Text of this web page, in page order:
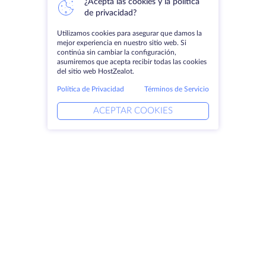
¿Acepta las cookies y la política
de privacidad?
Utilizamos cookies para asegurar que damos la
mejor experiencia en nuestro sitio web. Si
continúa sin cambiar la configuración,
asumiremos que acepta recibir todas las cookies
del sitio web HostZealot.
Política de Privacidad Términos de Servicio
ACEPTAR COOKIES